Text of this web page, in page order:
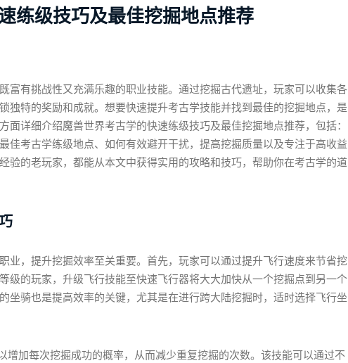
练级技巧及最佳挖掘地点推荐
富有挑战性又充满乐趣的职业技能。通过挖掘古代遗址，玩家可以收集各
独特的奖励和成就。想要快速提升考古学技能并找到最佳的挖掘地点，是
面详细介绍魔兽世界考古学的快速练级技巧及最佳挖掘地点推荐，包括：
佳考古学练级地点、如何有效避开干扰，提高挖掘质量以及专注于高收益
验的老玩家，都能从本文中获得实用的攻略和技巧，帮助你在考古学的道
业，提升挖掘效率至关重要。首先，玩家可以通过提升飞行速度来节省挖
级的玩家，升级飞行技能至快速飞行器将大大加快从一个挖掘点到另一个
坐骑也是提高效率的关键，尤其是在进行跨大陆挖掘时，适时选择飞行坐
增加每次挖掘成功的概率，从而减少重复挖掘的次数。该技能可以通过不